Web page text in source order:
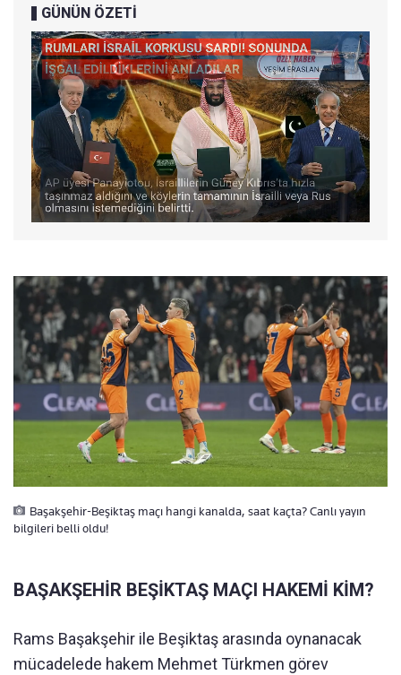
GÜNÜN ÖZETİ
Başakşehir-Beşiktaş maçı hangi kanalda, saat kaçta? Canlı yayın
bilgileri belli oldu!
BAŞAKŞEHİR BEŞİKTAŞ MAÇI HAKEMİ KİM?
Rams Başakşehir ile Beşiktaş arasında oynanacak
mücadelede hakem Mehmet Türkmen görev